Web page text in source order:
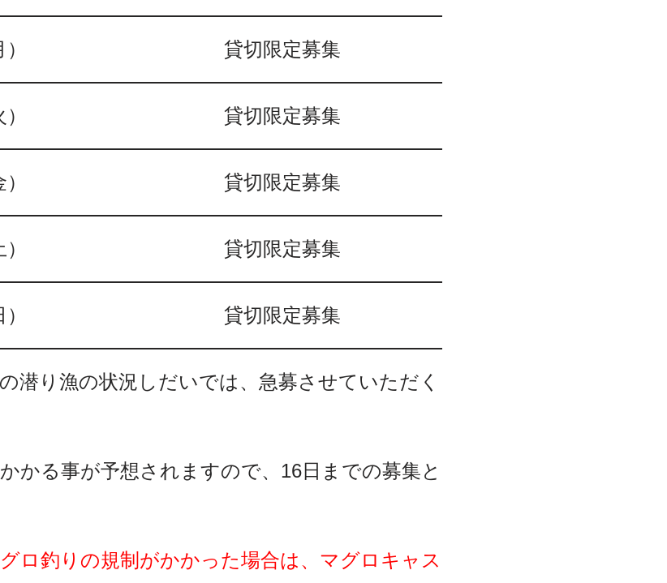
貸切限定募集
貸切限定募集
貸切限定募集
貸切限定募集
貸切限定募集
潜り漁の状況しだいでは、急募させていただく
かる事が予想されますので、16日までの募集と
ロ釣りの規制がかかった場合は、マグロキャス